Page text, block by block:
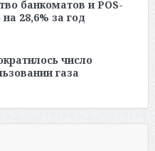
банкоматов и POS-
28,6% за год
число
газа